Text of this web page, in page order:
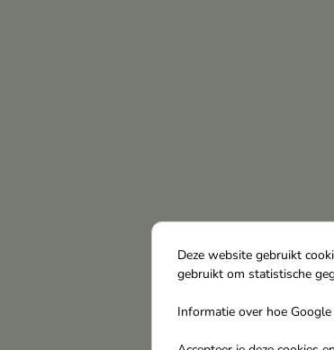
Deze website gebruikt
gebruikt om statistische
Informatie over hoe